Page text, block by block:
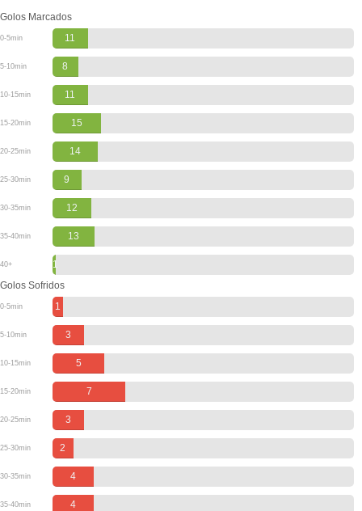
Golos Marcados
0-5min 11
5-10min 8
10-15min 11
15-20min 15
20-25min 14
25-30min 9
30-35min 12
35-40min 13
40+
1
Golos Sofridos
0-5min 1
5-10min 3
10-15min 5
15-20min 7
20-25min 3
25-30min 2
30-35min 4
35-40min 4